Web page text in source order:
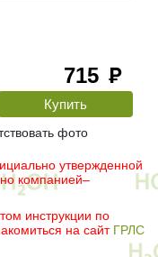
715 руб
фото
утвержденной
компанией–
инструкции по
на сайт ГРЛС